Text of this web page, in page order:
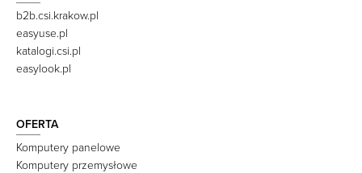
b2b.csi.krakow.pl
easyuse.pl
katalogi.csi.pl
easylook.pl
OFERTA
Komputery panelowe
Komputery przemysłowe